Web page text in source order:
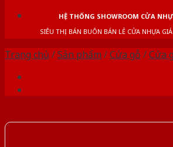
HỆ THỐNG SHOWROOM CỬA
SIÊU THỊ BÁN BUÔN BÁN LẺ CỬA NHỰA
Trang chủ /Sản phẩm /Cửa gỗ /Cửa